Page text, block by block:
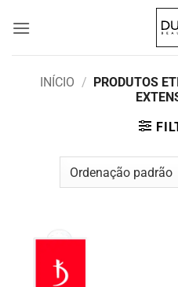
INÍCIO / PRODUTOS